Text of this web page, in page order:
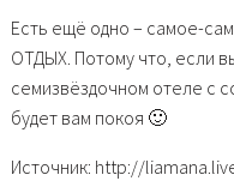
Есть ещё одно – самое-
ОТДЫХ. Потому что, если
семизвёздочном отеле с
будет вам покоя 🙂
Источник: http://